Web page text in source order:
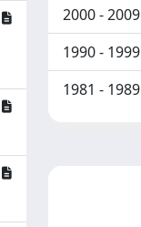
2000 - 2009
1990 - 1999
1981 - 1989